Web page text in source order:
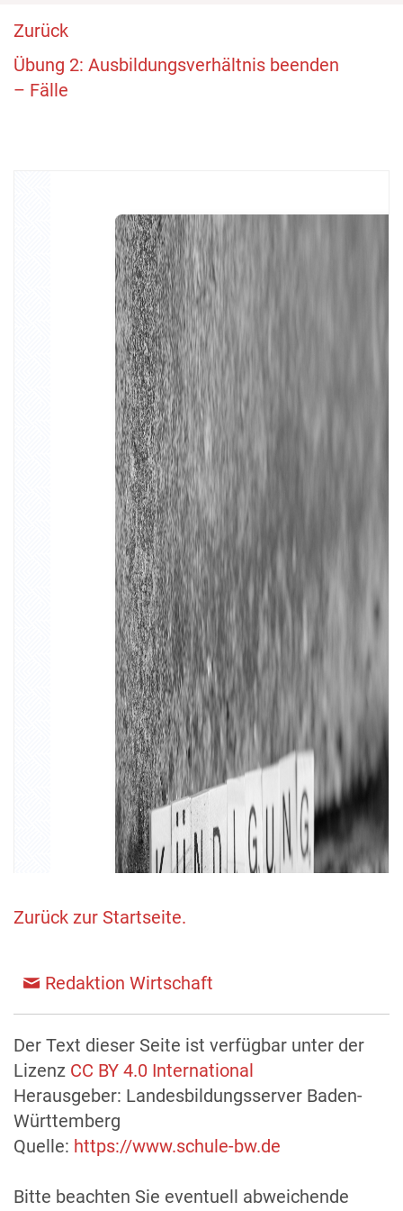
Zurück
Übung 2: Ausbildungsverhältnis beenden
– Fälle
Zurück zur Startseite.
Redaktion Wirtschaft
Der Text dieser Seite ist verfügbar unter der
Lizenz CC BY 4.0 International
Herausgeber: Landesbildungsserver Baden-
Württemberg
Quelle: https://www.schule-bw.de
Bitte beachten Sie eventuell abweichende